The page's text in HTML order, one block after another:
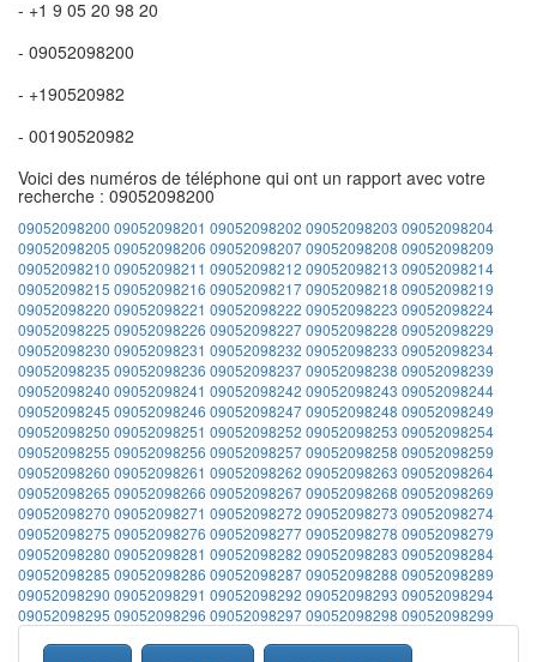
- +1 9 05 20 98 20
- 09052098200
- +190520982
- 00190520982
Voici des numéros de téléphone qui ont un rapport avec votre
recherche : 09052098200
09052098200 09052098201 09052098202 09052098203 09052098204
09052098205 09052098206 0905209820709052098208 09052098209
09052098210 09052098211 09052098212 09052098213 09052098214
09052098215 09052098216 0905209821709052098218 09052098219
09052098220 09052098221 09052098222 09052098223 09052098224
09052098225 09052098226 0905209822709052098228 09052098229
09052098230 09052098231 09052098232 09052098233 09052098234
09052098235 09052098236 0905209823709052098238 09052098239
09052098240 09052098241 09052098242 09052098243 09052098244
09052098245 09052098246 0905209824709052098248 09052098249
09052098250 09052098251 09052098252 09052098253 09052098254
09052098255 09052098256 0905209825709052098258 09052098259
09052098260 09052098261 09052098262 09052098263 09052098264
09052098265 09052098266 0905209826709052098268 09052098269
09052098270 09052098271 09052098272 09052098273 09052098274
09052098275 09052098276 0905209827709052098278 09052098279
09052098280 09052098281 09052098282 09052098283 09052098284
09052098285 09052098286 0905209828709052098288 09052098289
09052098290 09052098291 09052098292 09052098293 09052098294
09052098295 09052098296 0905209829709052098298 09052098299